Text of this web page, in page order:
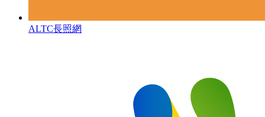
ALTC長照網